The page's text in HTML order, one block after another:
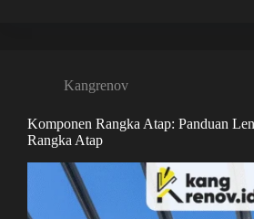
Kangrenov
Komponen Rangka Atap: Panduan
Rangka Atap